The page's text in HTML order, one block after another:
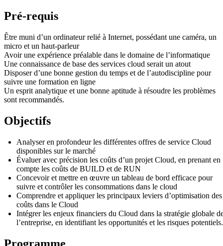
Pré-requis
Être muni d’un ordinateur relié à Internet, possédant une caméra, un
micro et un haut-parleur
Avoir une expérience préalable dans le domaine de l’informatique
Une connaissance de base des services cloud serait un atout
Disposer d’une bonne gestion du temps et de l’autodiscipline pour
suivre une formation en ligne
Un esprit analytique et une bonne aptitude à résoudre les problèmes
sont recommandés.
Objectifs
Analyser en profondeur les différentes offres de service Cloud
disponibles sur le marché
Évaluer avec précision les coûts d’un projet Cloud, en prenant en
compte les coûts de BUILD et de RUN
Concevoir et mettre en œuvre un tableau de bord efficace pour
suivre et contrôler les consommations dans le cloud
Comprendre et appliquer les principaux leviers d’optimisation des
coûts dans le Cloud
Intégrer les enjeux financiers du Cloud dans la stratégie globale
l’entreprise, en identifiant les opportunités et les risques potentiels.
Programme